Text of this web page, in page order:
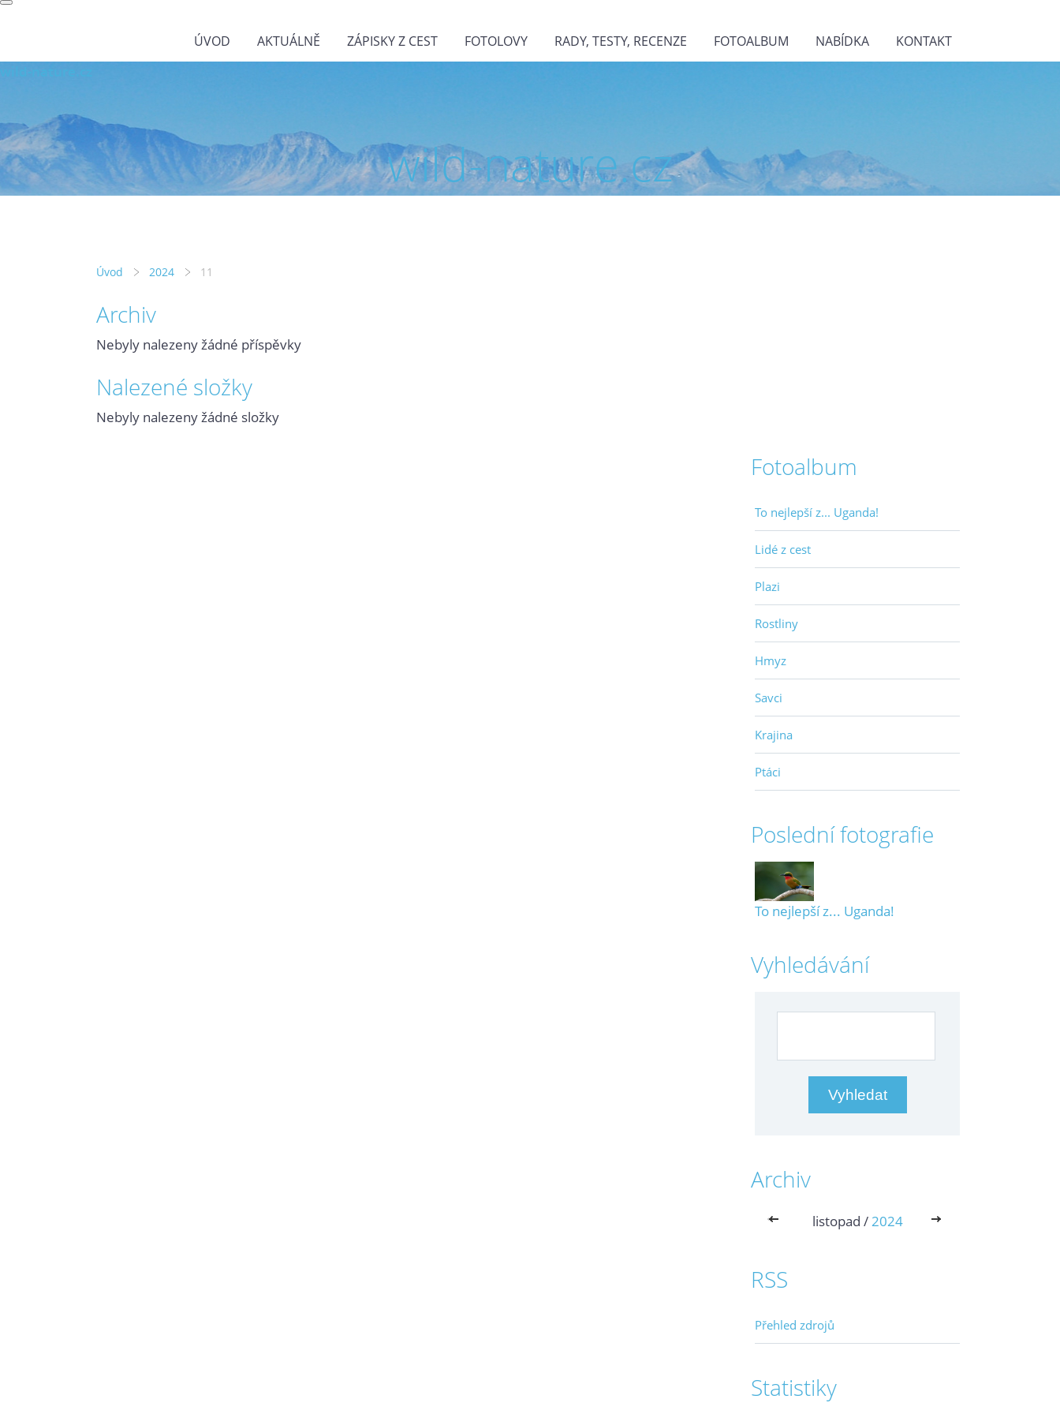
ÚVOD AKTUÁLNĚ ZÁPISKY Z CEST FOTOLOVY RADY, TESTY, RECENZE FOTOALBUM NABÍDKA KONTAKT
wild-nature.cz
Úvod 2024 11
Archiv
Nebyly nalezeny žádné příspěvky
Nalezené složky
Nebyly nalezeny žádné složky
Fotoalbum
To nejlepší z... Uganda!
Lidé z cest
Plazi
Rostliny
Hmyz
Savci
Krajina
Ptáci
Poslední fotografie
To nejlepší z... Uganda!
Vyhledávání
Archiv
<< listopad /2024 >>
RSS
Přehled zdrojů
Statistiky